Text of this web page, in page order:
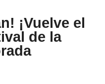
¡Vuelve el
de la